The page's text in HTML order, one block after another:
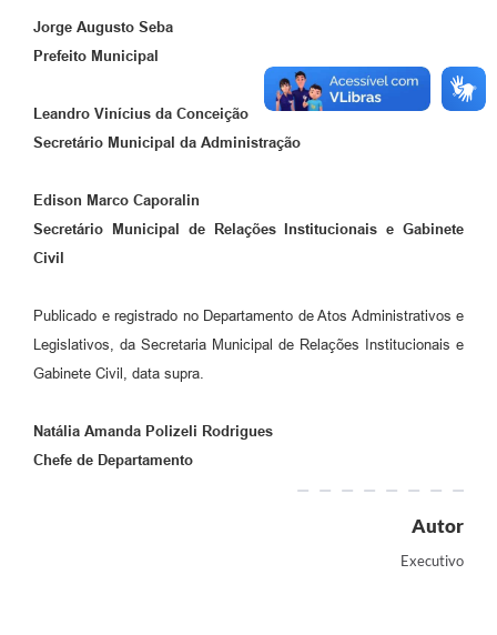
Jorge Augusto Seba
Prefeito Municipal
Leandro Vinícius da Conceição
Secretário Municipal da Administração
Edison Marco Caporalin
Secretário Municipal de Relações Institucionaise Gabinete
Civil
Publicado e registrado no Departamento de Atos Administrativos e
Legislativos, da Secretaria Municipal de Relações Institucionais e
Gabinete Civil, data supra.
Natália Amanda Polizeli Rodrigues
Chefe de Departamento
Autor
Executivo